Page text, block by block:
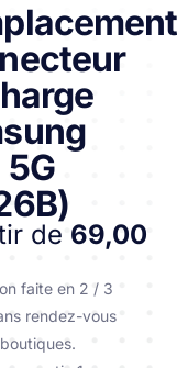
de 69,00
faite en 2 / 3
rendez-vous